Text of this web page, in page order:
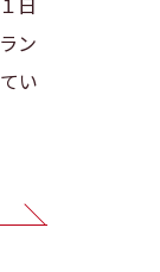
ン
い